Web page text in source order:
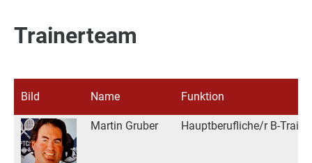
Trainerteam
Bild Name Funktion
Martin Gruber Hauptberufliche/r B-